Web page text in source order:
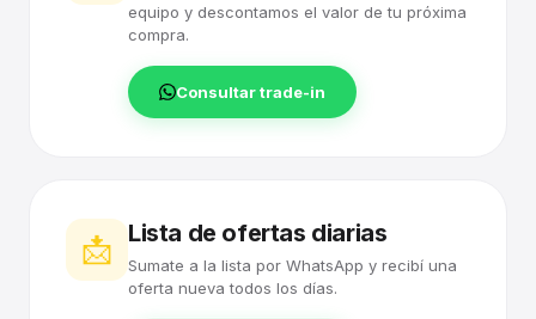
equipo y descontamos el valor de tu próxima
compra.
Consultar trade-in
📩 Lista de ofertas diarias
Sumate a la lista por WhatsApp y recibí una
oferta nueva todos los días.